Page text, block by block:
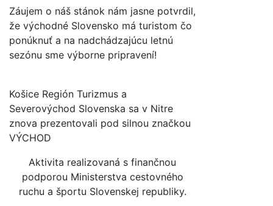
Záujem o náš stánok nám jasne potvrdil,
že východné Slovensko má turistom čo
ponúknuť a na nadchádzajúcu letnú
sezónu sme výborne pripravení!
Košice Región Turizmus a
Severovýchod Slovenska sa v Nitre
znova prezentovali pod silnou značkou
VÝCHOD
Aktivita realizovaná s finančnou
podporou Ministerstva cestovného
ruchu a športu Slovenskej republiky.